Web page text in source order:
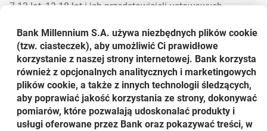
7-13 lat, 13-18 lat i ich przedstawicieli ustawowych
bankowych dla osób fizycznych w Banku Millennium S.A.
oraz w cennikach usług, dostępnych na
www.bankmillennium.pl. Konto 360° Junior jest
prowadzone dla osób do 18 lat. Szczegóły dotyczące
usługi Autopay w tym odcinków autostrad objętych usługą
dostępne są w „Regulaminie Autopay” dostępnym na
stronie dostawcy usługi, firmy Autopay Mobility sp. z o.o.
Udostępnij
Bank Millennium S.A. używa niezbędnych plików cookie
(tzw. ciasteczek), aby umożliwić Ci prawidłowe
korzystanie z naszej strony internetowej. Bank korzysta
również z opcjonalnych analitycznych i marketingowych
plików cookie, a także z innych technologii śledzących,
aby poprawiać jakość korzystania ze strony, dokonywać
pomiarów, które pozwalają udoskonalać produkty i
usługi oferowane przez Bank oraz pokazywać treści, w